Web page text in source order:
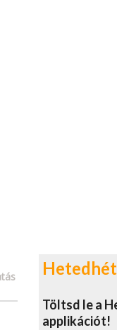
Töltsd le a
applikációt!